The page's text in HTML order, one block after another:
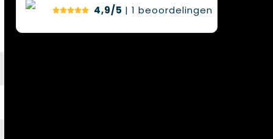
4,9/5 | 1 beoordelingen